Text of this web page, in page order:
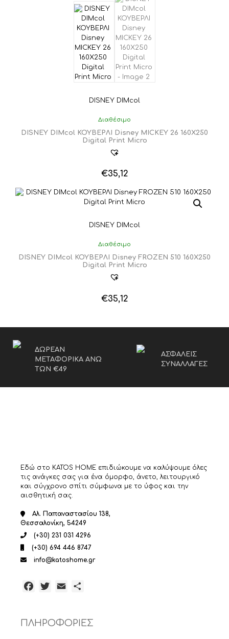
DISNEY DIMcol
Διαθέσιμο
DISNEY DIMcol ΚΟΥΒΕΡΛΙ Disney MICKEY 26 160Χ250
Digital Print Micro
€35,12
DISNEY DIMcol
Διαθέσιμο
DISNEY DIMcol ΚΟΥΒΕΡΛΙ Disney FROZEN 510 160Χ250
Digital Print Micro
€35,12
ΔΩΡΕΑΝ
ΜΕΤΑΦΟΡΙΚΑ ΑΝΩ
ΤΩΝ €49
ΑΣΦΑΛΕΙΣ
ΣΥΝΑΛΛΑΓΕΣ
Εδώ στο KATOS HOME επιδιώκουμε να καλύψουμε όλες
τις ανάγκες σας για ένα όμορφο, άνετο, λειτουργικό
και σύγχρονο σπίτι σύμφωνα με το ύφος και την
αισθητική σας.
Αλ. Παπαναστασίου 138,
Θεσσαλονίκη, 54249
(+30) 231 031 4296
(+30) 694 446 8747
info@katoshome.gr
Facebook
TwitterEmail
ΠΛΗΡΟΦΟΡΙΕΣ